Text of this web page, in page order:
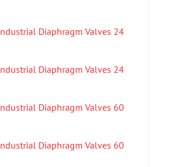
Diaphragm Valves 24
Diaphragm Valves 24
Diaphragm Valves 60
Diaphragm Valves 60